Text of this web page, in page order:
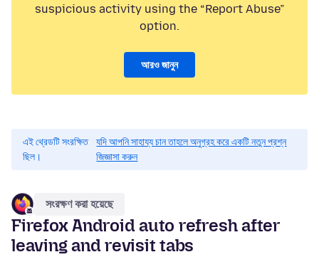
suspicious activity using the “Report Abuse”
option.
আরও জানুন
এই থ্রেডটি সংরক্ষিত
ছিল।
যদি আপনি সাহায্য চান তাহলে অনুগ্রহ করে একটি নতুন প্রশ্ন
জিজ্ঞাসা করুন
সংরক্ষণ করা হয়েছে
Firefox Android auto refresh after
leaving and revisit tabs